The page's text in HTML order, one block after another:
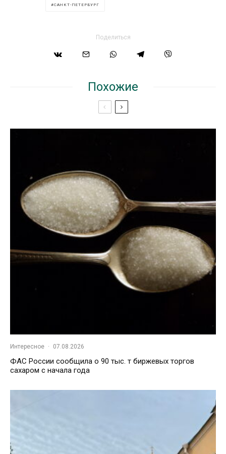
САНКТ-ПЕТЕРБУРГ
Поделиться
Похожие
Интересное · 07.08.2026
ФАС России сообщила о 90 тыс. т биржевых торгов
сахаром с начала года